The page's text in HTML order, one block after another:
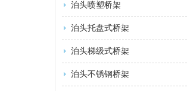
泊头喷塑桥架
泊头托盘式桥架
泊头梯级式桥架
泊头不锈钢桥架